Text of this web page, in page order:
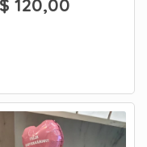
120,00